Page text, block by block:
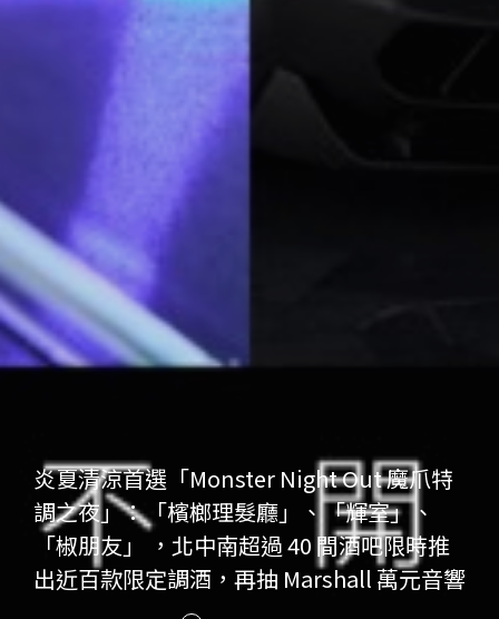
炎夏清涼首選「Monster Night Out 魔爪特
調之夜」：「檳榔理髮廳」、「輝室」、
「椒朋友」 ，北中南超過 40 間酒吧限時推
出近百款限定調酒，再抽 Marshall 萬元音響